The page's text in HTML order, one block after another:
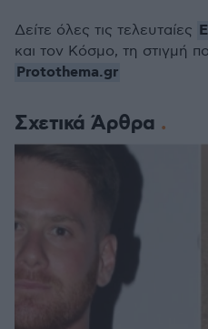
Σχετικά Άρθρα
Δείτε όλες τις τελευταίες
και τον Κόσμο, τη στιγμή
Protothema.gr